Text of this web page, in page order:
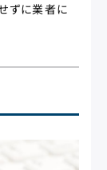
ずに業者に